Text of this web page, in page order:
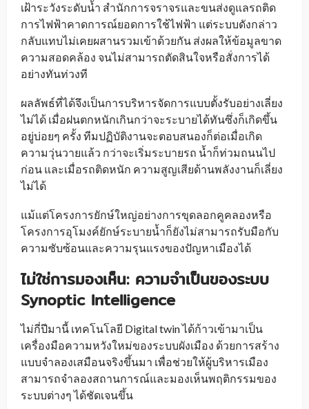
เฝ้าระวังระดับน้ำ สำนักการจราจรและขนส่งดูแลรถติด
การไฟฟ้าคาดการณ์ยอดการใช้ไฟฟ้า แต่ระบบดังกล่าว
กลับแทบไม่เคยผสานรวมเข้าด้วยกัน ส่งผลให้ข้อมูลขาด
ความสอดคล้อง จนไม่สามารถตัดสินใจหรือสั่งการได้
อย่างทันท่วงที
ผลลัพธ์ที่ได้จึงเป็นการบริหารจัดการแบบตั้งรับอย่างเลี่ยง
ไม่ได้ เมื่อฝนตกหนักเกินกว่าจะระบายได้ทันซึ่งก็เกิดขึ้น
อยู่บ่อยๆ ครั้ง ทีมปฏิบัติงานจะตอบสนองก็ต่อเมื่อเกิด
ความวุ่นวายแล้ว กว่าจะเริ่มระบายรถ น้ำก็ท่วมถนนไป
ก่อน และเมื่อรถติดหนัก ความสูญเสียด้านพลังงานก็เลี่ยง
ไม่ได้
แม้แต่โครงการยักษ์ใหญ่อย่างการขุดลอกคูคลองหรือ
โครงการอุโมงค์ยักษ์ระบายน้ำก็ยังไม่สามารถรับมือกับ
ความซับซ้อนและความรุนแรงของปัญหาเมืองได้
ไม่ใช่การมองเห็น: ความจำเป็นของระบบ
Synoptic Intelligence
ไม่กี่ปีมานี้ เทคโนโลยี Digital twin ได้ก้าวเข้ามาเป็น
เครื่องมือความหวังใหม่ของระบบผังเมือง ด้วยการสร้าง
แบบจำลองเสมือนจริงขึ้นมา เพื่อช่วยให้ผู้บริหารเมือง
สามารถจำลองสถานการณ์และมองเห็นพฤติกรรมของ
ระบบต่างๆ ได้ชัดเจนขึ้น